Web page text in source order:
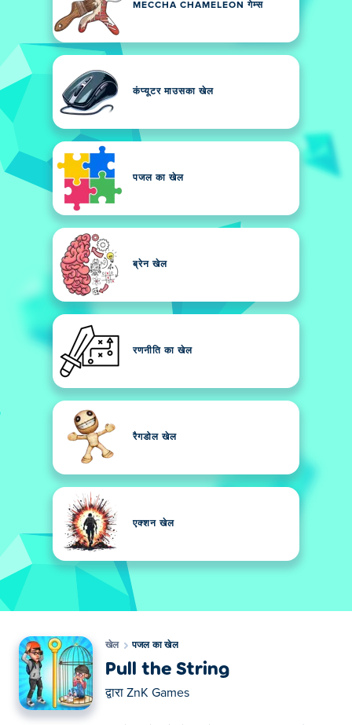
MECCHA CHAMELEON गेम्स
कंप्यूटर माउसका खेल
पजल का खेल
ब्रेन खेल
रणनीति का खेल
रैगडोल खेल
एक्शन खेल
खेल पजल का खेल
Pull the String
द्वारा ZnK Games